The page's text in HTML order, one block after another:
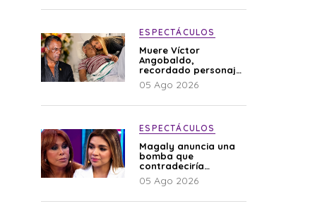
ESPECTÁCULOS
Muere Víctor
Angobaldo,
recordado personaje
de la farándula y
expareja de Shirley
05 Ago 2026
ESPECTÁCULOS
Magaly anuncia una
bomba que
contradeciría
comunicado de La
Bella Luz: “Hay un
05 Ago 2026